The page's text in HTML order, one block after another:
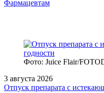
Фармацевтам
Фото: Juice Flair/
3 августа 2026
Отпуск препарата с